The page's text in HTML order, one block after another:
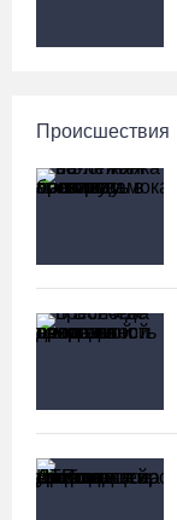
Происшествия